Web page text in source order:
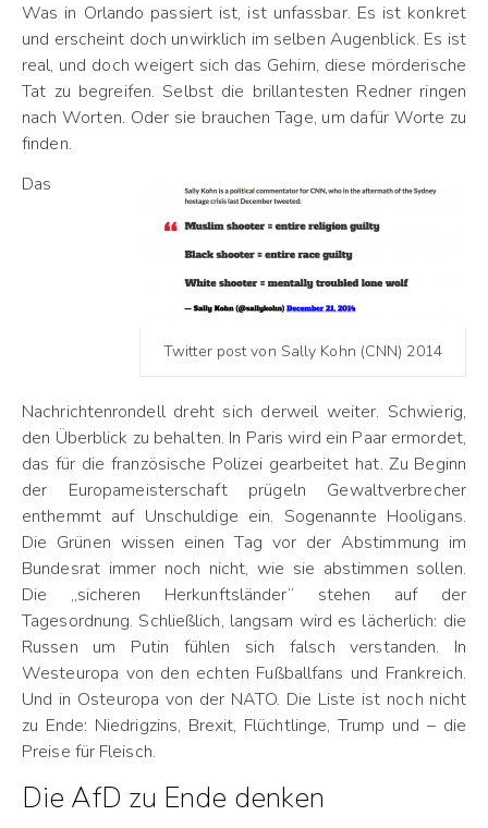
Was in Orlando passiert ist, ist unfassbar. Es ist konkret
und erscheint doch unwirklich im selben Augenblick. Es ist
real, und doch weigert sich das Gehirn, diese mörderische
Tat zu begreifen. Selbst die brillantesten Redner ringen
nach Worten. Oder sie brauchen Tage, um dafür Worte zu
finden.
Twitter post von Sally Kohn (CNN) 2014
Das
Nachrichtenrondell dreht sich derweil weiter. Schwierig,
den Überblick zu behalten. In Paris wird ein Paar ermordet,
das für die französische Polizei gearbeitet hat. Zu Beginn
der Europameisterschaft prügeln Gewaltverbrecher
enthemmt auf Unschuldige ein. Sogenannte Hooligans.
Die Grünen wissen einen Tag vor der Abstimmung im
Bundesrat immer noch nicht, wie sie abstimmen sollen.
Die „sicheren Herkunftsländer“ stehen auf der
Tagesordnung. Schließlich, langsam wird es lächerlich: die
Russen um Putin fühlen sich falsch verstanden. In
Westeuropa von den echten Fußballfans und Frankreich.
Und in Osteuropa von der NATO. Die Liste ist noch nicht
zu Ende: Niedrigzins, Brexit, Flüchtlinge, Trump und – die
Preise für Fleisch.
Die AfD zu Ende denken